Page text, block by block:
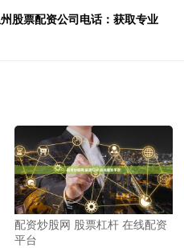
股票配资公司电话：获取专业
配资炒股网 股票杠杆 在线配资
平台